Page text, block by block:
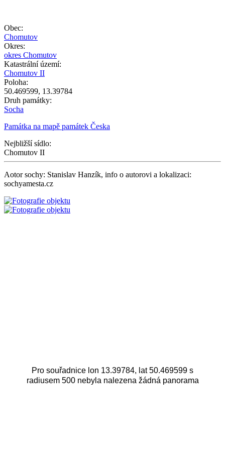
+
−
Obec:
Chomutov
Okres:
okres Chomutov
Katastrální území:
Chomutov II
Poloha:
50.469599, 13.39784
Druh památky:
Socha
Památka na mapě památek Česka
Nejbližší sídlo:
Chomutov II
Aotor sochy: Stanislav Hanzík, info o autorovi a lokalizaci:
sochyamesta.cz
Pro souřadnice lon 13.39784, lat 50.469599 s
radiusem 500 nebyla nalezena žádná panorama